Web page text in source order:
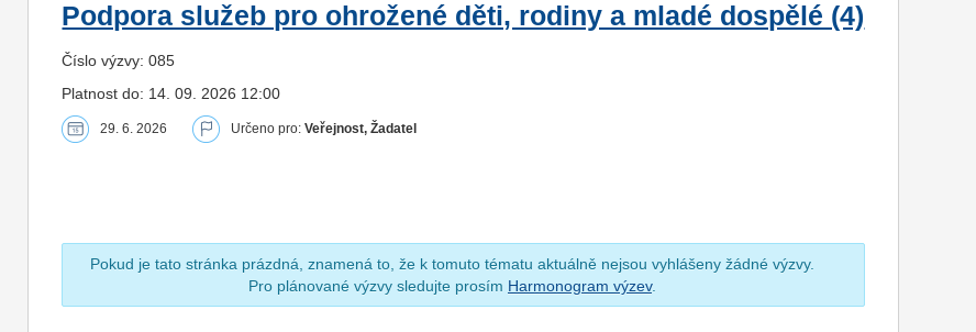
Podpora služeb pro ohrožené děti, rodiny a mladé dospělé (4)
Číslo výzvy: 085
Platnost do: 14. 09. 2026 12:00
29. 6. 2026 Určeno pro:Veřejnost, Žadatel
Pokud je tato stránka prázdná, znamená to, že k tomuto tématu aktuálně nejsou vyhlášeny žádné výzvy.
Pro plánované výzvy sledujte prosím Harmonogram výzev.